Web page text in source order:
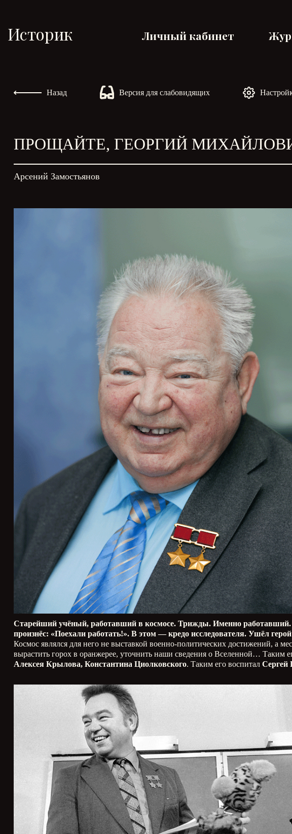
Историк Личный кабинет
Назад Версия для слабовидящих
ПРОЩАЙТЕ, ГЕОРГИЙ
Арсений Замостьянов
Старейший учёный, работавший в космосе. Трижды. Именно
произнёс: «Поехали работать!». В этом — кредо исследователя. Ушёл
Космос являлся для него не выставкой военно-политических достижений, а
вырастить горох в оранжерее, уточнить наши сведения о Вселенной… Таким
Алексея Крылова, Константина Циолковского. Таким его воспитал Сергей